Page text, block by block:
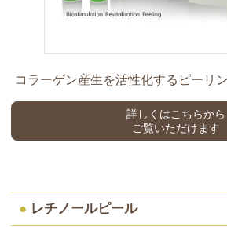
コラーゲン産生を活性化するピーリ
詳しくはこちらから
ご覧いただけます
● レチノールピール